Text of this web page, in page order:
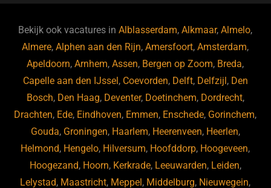
b
o
o
k
ky dI
n
Bekijk ook vacatures inAlblasserdam,Alkmaar,Almelo,
Almere,Alphen aan den Rijn,Amersfoort,Amsterdam,
Apeldoorn,Arnhem,Assen, Bergen op Zoom, Breda,
Capelle aan den IJssel , Coevorden, Delft, Delfzijl , Den
Bosch, Den Haag, Deventer, Doetinchem, Dordrecht,
Drachten, Ede, Eindhoven, Emmen, Enschede, Gorinchem,
Gouda, Groningen, Haarlem, Heerenveen, Heerlen,
Helmond, Hengelo, Hilversum, Hoofddorp, Hoogeveen,
Hoogezand, Hoorn, Kerkrade, Leeuwarden, Leiden,
Lelystad, Maastricht, Meppel , Middelburg, Nieuwegein,